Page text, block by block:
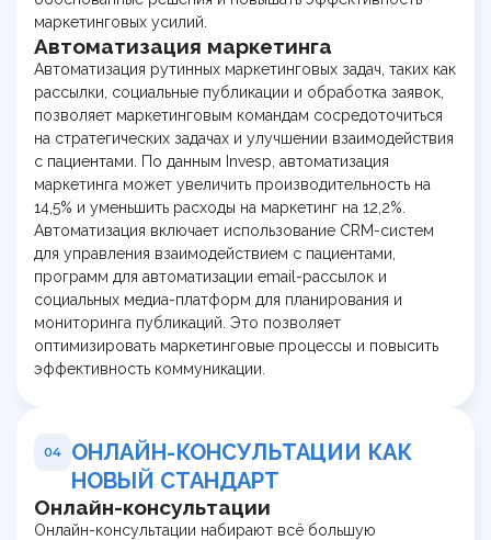
маркетинговых усилий.
Автоматизация маркетинга
Автоматизация рутинных маркетинговых задач, таких как
рассылки, социальные публикации и обработка заявок,
позволяет маркетинговым командам сосредоточиться
на стратегических задачах и улучшении взаимодействия
с пациентами. По данным Invesp, автоматизация
маркетинга может увеличить производительность на
14,5% и уменьшить расходы на маркетинг на 12,2%.
Автоматизация включает использование CRM-систем
для управления взаимодействием с пациентами,
программ для автоматизации email-рассылок и
социальных медиа-платформ для планирования и
мониторинга публикаций. Это позволяет
оптимизировать маркетинговые процессы и повысить
эффективность коммуникации.
04
ОНЛАЙН-КОНСУЛЬТАЦИИ КАК
НОВЫЙ СТАНДАРТ
Онлайн-консультации
Онлайн-консультации набирают всё большую